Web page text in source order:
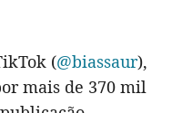
(@biassaur),
mais de 370 mil